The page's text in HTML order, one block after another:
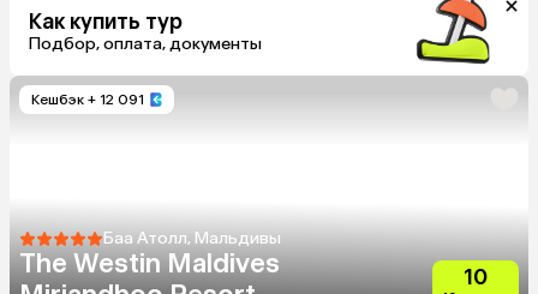
Как купить тур
Подбор, оплата, документы
Кешбэк + 12 091
Баа Атолл, Мальдивы
The Westin Maldives
10